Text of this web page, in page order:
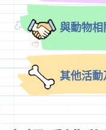
與動物
其他活動